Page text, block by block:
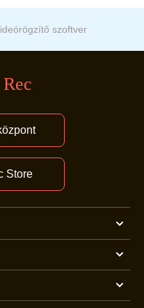
szoftver
Store